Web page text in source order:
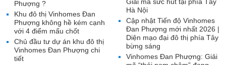
Giải mã sức hút tại phía Tây
Hà Nội
Cập nhật Tiến độ Vinhomes
Đan Phượng mới nhất 2026 |
Diện mạo đại đô thị phía Tây
bừng sáng
Vinhomes Đan Phượng: Giải
Phượng ?
Khu đô thị Vinhomes Đan
Phượng không hề kém cạnh
với 4 điểm mấu chốt
Chủ đầu tư dự án khu đô thị
Vinhomes Đan Phượng chi
tiết